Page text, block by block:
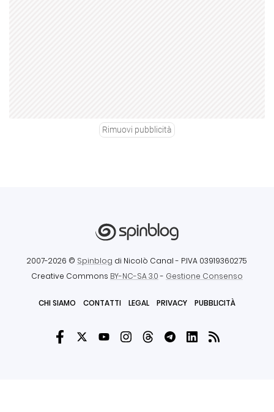
Rimuovi pubblicità
2007-2026 © Spinblog di Nicolò Canal - P.IVA 03919360275
Creative Commons BY-NC-SA 3.0- Gestione Consenso
CHI SIAMO CONTATTI LEGAL PRIVACY PUBBLICITÀ